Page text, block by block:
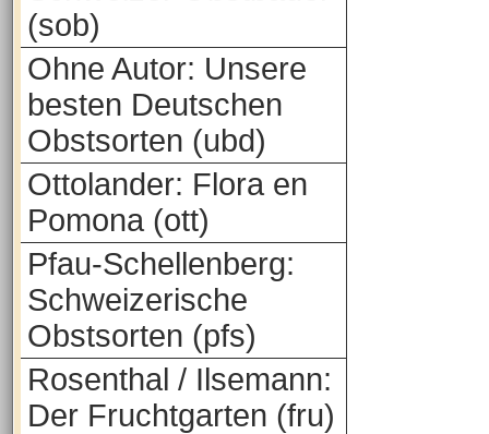
(sob)
Ohne Autor: Unsere
besten Deutschen
Obstsorten (ubd)
Ottolander: Flora en
Pomona (ott)
Pfau-Schellenberg:
Schweizerische
Obstsorten (pfs)
Rosenthal / Ilsemann:
Der Fruchtgarten (fru)